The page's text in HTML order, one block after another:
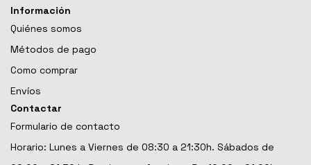
Información
Quiénes somos
Métodos de pago
Como comprar
Envíos
Contactar
Formulario de contacto
Horario: Lunes a Viernes de 08:30 a 21:30h. Sábados de